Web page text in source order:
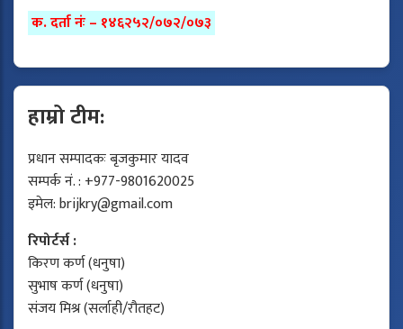
क. दर्ता नंः – १४६२५२/०७२/०७३
हाम्रो टीम:
प्रधान सम्पादकः बृजकुमार यादव
सम्पर्क नं. : +977-9801620025
इमेल:brijkry@gmail.com
रिपोर्टर्स :
किरण कर्ण (धनुषा)
सुभाष कर्ण (धनुषा)
संजय मिश्र (सर्लाही/रौतहट)